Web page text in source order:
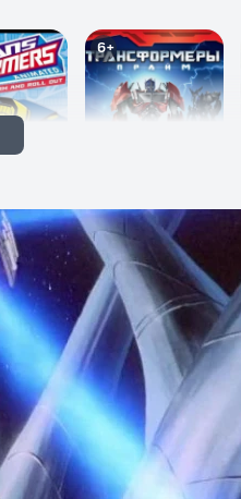
6+
Трансформеры:
Прайм
0+